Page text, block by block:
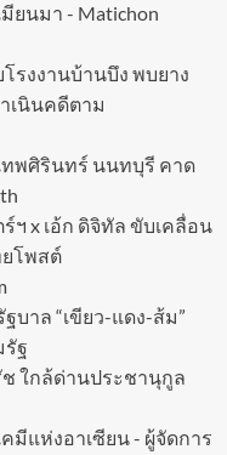
ยนมา - Matichon
รงงานบ้านบึง พบยาง
เนินคดีตาม
ทพศิรินทร์ นนทบุรี คาด
ฯ x เอ้ก ดิจิทัล ขับเคลื่อน
ยโพสต์
บาล “เขียว-แดง-ส้ม”
รัฐ
ใกล้ด่านประชานุกูล
มีแห่งอาเซียน - ผู้จัดการ